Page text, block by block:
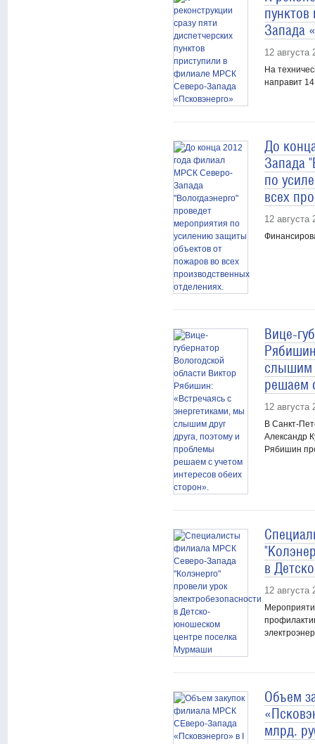
Запада
12 августа
На
направит
До
Запада
по
всех
12 августа
Вице-
слышим
решаем
12 августа
В Санкт-
Александр
Рябишин
в
12 августа
Объем
млрд.